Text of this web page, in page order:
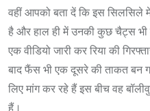
वहीं आपको बता दें कि इस सिलसिले में
है और हाल ही में उनकी कुछ चैट्स भी
एक वीडियो जारी कर रिया की
बाद फैंस भी एक दूसरे की ताकत बन
लिए मांग कर रहे हैं इस बीच वह
हैं।